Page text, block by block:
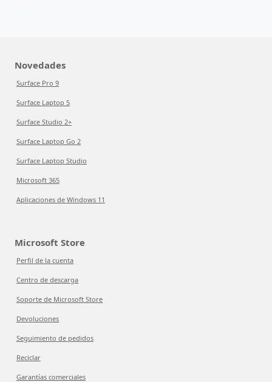
Novedades
Surface Pro 9
Surface Laptop 5
Surface Studio 2+
Surface Laptop Go 2
Surface Laptop Studio
Microsoft 365
Aplicaciones de Windows 11
Microsoft Store
Perfil de la cuenta
Centro de descarga
Soporte de Microsoft Store
Devoluciones
Seguimiento de pedidos
Reciclar
Garantías comerciales